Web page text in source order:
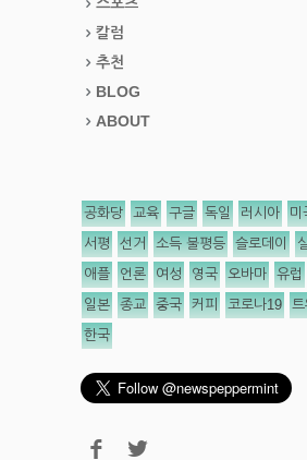
칼럼
추천
BLOG
ABOUT
공화당 교육 구글 독일 러시아 미
서평 선거 소득 불평등 슬로데이
애플 언론 여성 영국 오바마 유럽
일본 종교 중국 커피 코로나19
한국